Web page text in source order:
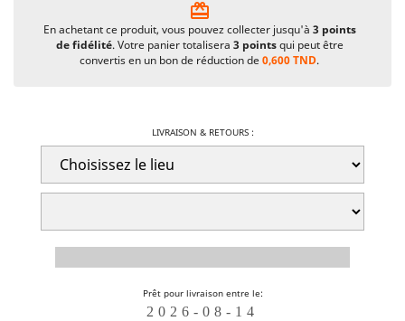
card_giftcard
En achetant ce produit, vous pouvez collecter jusqu'à 3 points
de fidélité. Votre panier totalisera 3 pointsqui peut être
convertis en un bon de réduction de0,600 TND.
LIVRAISON & RETOURS :
Prêt pour livraison entre le: